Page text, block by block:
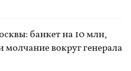
банкет на 10 млн,
вокруг генерала